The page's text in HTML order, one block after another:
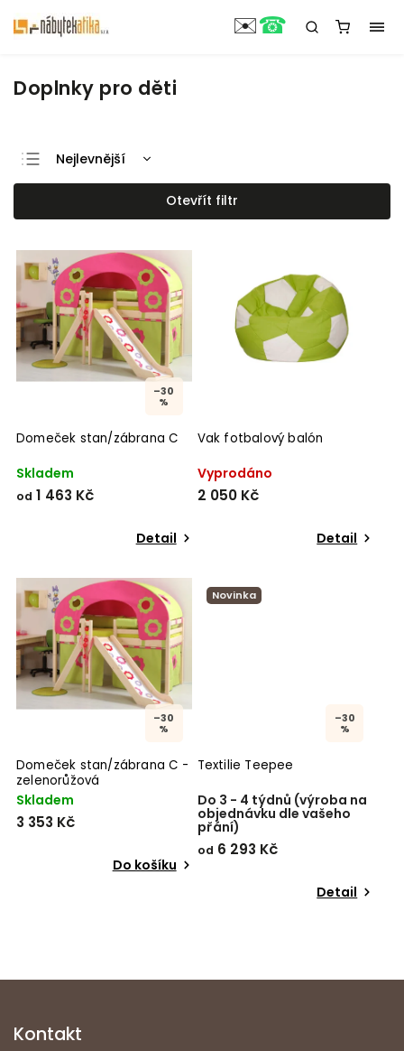
Doplnky pro děti
Nejlevnější
Nejdražší
Nejprodávanější
Otevřít filtr
–30
%
Domeček stan/zábrana C
Skladem
od 1 463 Kč
Detail
Vak fotbalový balón
Vyprodáno
2 050 Kč
Detail
–30
%
Domeček stan/zábrana C -
zelenorůžová
Skladem
3 353 Kč
Do košíku
Novinka
–30
%
Textilie Teepee
Do 3 - 4 týdnů (výroba na
objednávku dle vašeho
přání)
od 6 293 Kč
Detail
Kontakt
✉️☎